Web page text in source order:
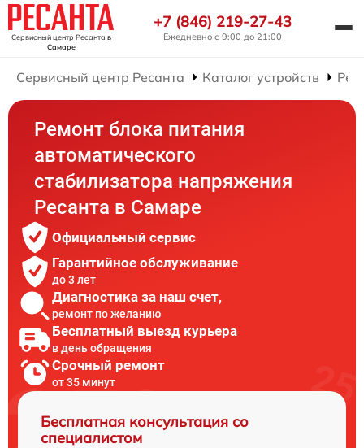
Сервисный центр Ресанта в
Самаре
+7 (846) 219-27-43
Ежедневно с 9:00 до 21:00
Сервисный центр Ресанта Каталог устройств
Ремонт блока питания
автоматического
стабилизатора напряжения
Ресанта в Самаре
Официальный сервис
Гарантийное обслуживание
до 3 лет
Диагностика за наш счет,
ремонт по желанию
Бесплатный выезд курьера
в день обращения
Срочный ремонт
от 35 минут
Бесплатная консультация со
специалистом